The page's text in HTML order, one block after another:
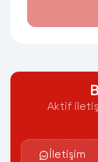
Aktif
İletişim